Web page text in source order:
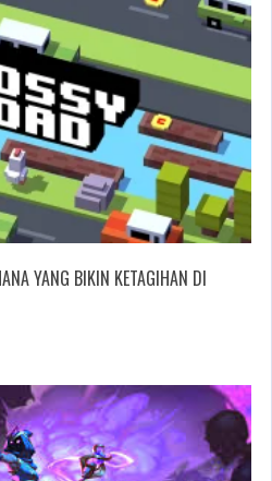
YANG BIKIN KETAGIHAN DI